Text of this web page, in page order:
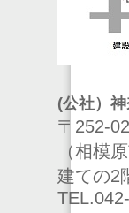
(公社）
〒252-
（相模
建ての2